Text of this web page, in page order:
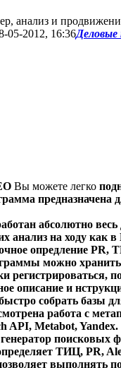
анализ и
05-2012, 16:36
Вы можете легко
предназначена
абсолютно
анализ на ходу как
опредление PR,
можно
регистрироваться,
описание и
собрать базы
работа с
API, Metabot,
ТИЦ, PR,
выполнять